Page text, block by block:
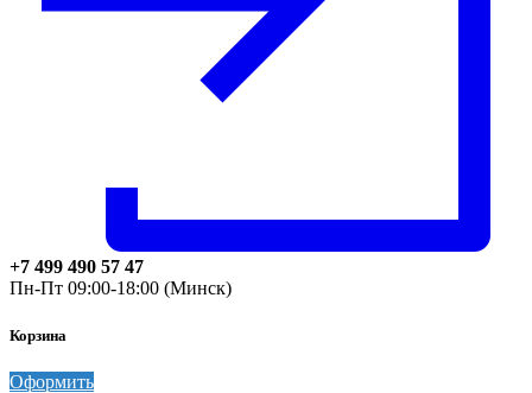
+7 499 490 57 47
Пн-Пт 09:00-18:00 (Минск)
Корзина
Оформить